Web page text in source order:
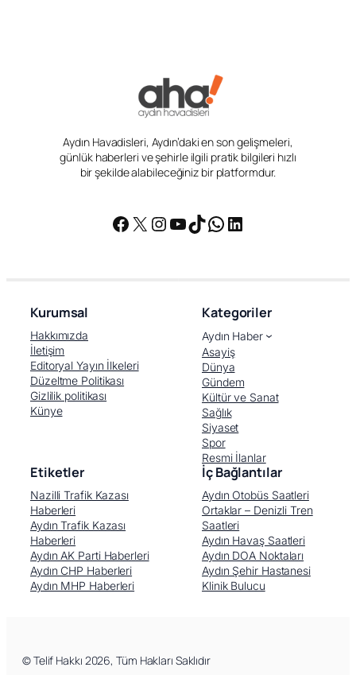
Facebook X (Twitter)
Aydın Havadisleri, Aydın’daki en son gelişmeleri,
günlük haberleri ve şehirle ilgili pratik bilgileri hızlı
bir şekilde alabileceğiniz bir platformdur.
Facebook
X Instagram
YouTube
TikTok
WhatsApp
LinkedIn
Kurumsal
Hakkımızda
İletişim
Editoryal Yayın İlkeleri
Düzeltme Politikası
Gizlilik politikası
Künye
Kategoriler
Aydın Haber
Asayiş
Dünya
Gündem
Kültür ve Sanat
Sağlık
Siyaset
Spor
Resmi İlanlar
Etiketler
Nazilli Trafik Kazası
Haberleri
Aydın Trafik Kazası
Haberleri
Aydın AK Parti Haberleri
Aydın CHP Haberleri
Aydın MHP Haberleri
İç Bağlantılar
Aydın Otobüs Saatleri
Ortaklar – Denizli Tren
Saatleri
Aydın Havaş Saatleri
Aydın DOA Noktaları
Aydın Şehir Hastanesi
Klinik Bulucu
© Telif Hakkı 2026, Tüm Hakları Saklıdır